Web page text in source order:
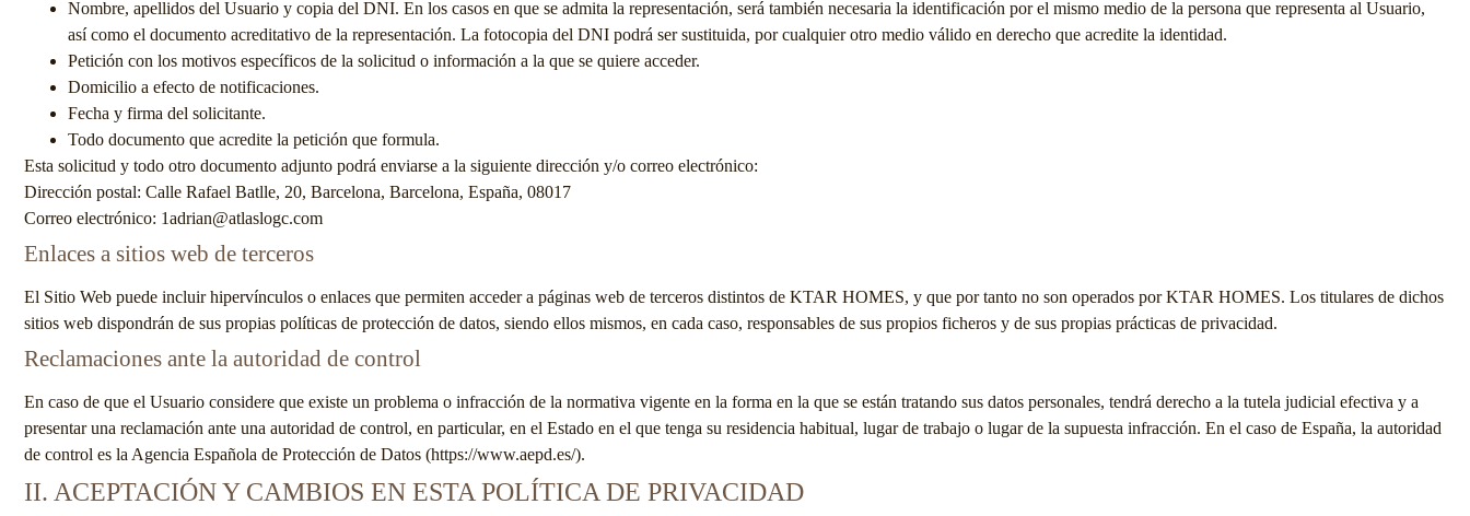
Nombre, apellidos del Usuario y copia del DNI. En los casos en que se admita la representación, será también necesaria la identificación por el mismo medio de la persona que representa al Usuario,
así como el documento acreditativo de la representación. La fotocopia del DNI podrá ser sustituida, por cualquier otro medio válido en derecho que acredite la identidad.
Petición con los motivos específicos de la solicitud o información a la que se quiere acceder.
Domicilio a efecto de notificaciones.
Fecha y firma del solicitante.
Todo documento que acredite la petición que formula.
Esta solicitud y todo otro documento adjunto podrá enviarse a la siguiente dirección y/o correo electrónico:
Dirección postal: Calle Rafael Batlle, 20, Barcelona, Barcelona, España, 08017
Correo electrónico: 1adrian@atlaslogc.com
Enlaces a sitios web de terceros
El Sitio Web puede incluir hipervínculos o enlaces que permiten acceder a páginas web de terceros distintos de KTAR HOMES, y que por tanto no son operados porKTAR HOMES. Los titulares de dichos
sitios web dispondrán de sus propias políticas de protección de datos, siendo ellos mismos, en cada caso, responsables de sus propios ficheros y de sus propias prácticas de privacidad.
Reclamaciones ante la autoridad de control
En caso de que el Usuario considere que existe un problema o infracción de la normativa vigente en la forma en la que se están tratando sus datos personales, tendrá derecho a la tutela judicial efectiva y a
presentar una reclamación ante una autoridad de control, en particular, en el Estado en el que tenga su residencia habitual, lugar de trabajo o lugar de la supuesta infracción. En el caso de España, la autoridad
de control es la Agencia Española de Protección de Datos (https://www.aepd.es/).
II. ACEPTACIÓN Y CAMBIOS EN ESTA POLÍTICA DE PRIVACIDAD